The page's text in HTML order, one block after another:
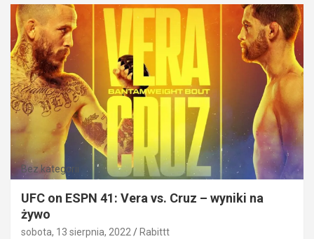
Bez kategorii
UFC on ESPN 41: Vera vs. Cruz – wyniki na
żywo
sobota, 13 sierpnia, 2022 Rabittt